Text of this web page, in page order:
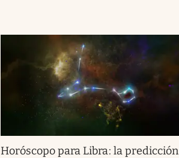
Horóscopo para Libra: la predicción